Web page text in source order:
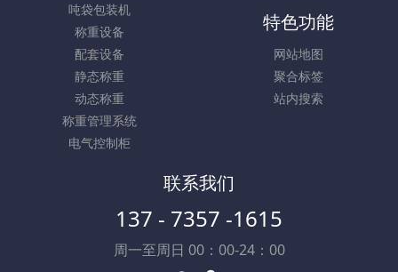
吨袋包装机
称重设备
配套设备
静态称重
动态称重
称重管理系统
电气控制柜
特色功能
网站地图
聚合标签
站内搜索
联系我们
137 - 7357 -1615
周一至周日 00：00-24：00